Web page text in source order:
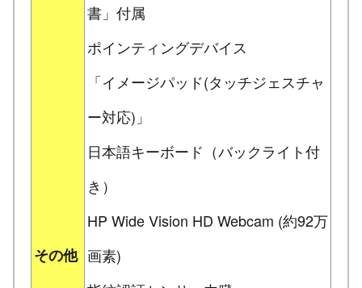
その他
書」付属
ポインティングデバイス
「イメージパッド(タッチジェスチャ
ー対応)」
日本語キーボード（バックライト付
き）
HP Wide Vision HD Webcam (約92万
画素)